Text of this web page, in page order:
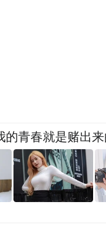
的青春就是赌出